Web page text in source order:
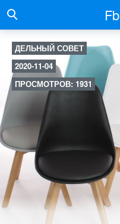
ДЕЛЬНЫЙ СОВЕТ
2020-11-04
ПРОСМОТРОВ: 1931